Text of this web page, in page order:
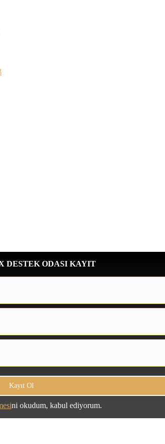
DESTEK ODASI KAYIT
ni okudum, kabul ediyorum.